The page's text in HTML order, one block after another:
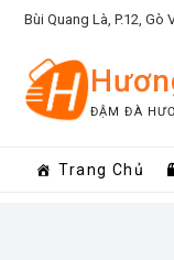
Skip
content
Bùi Quang Là, P.12, Gò
ĐẬM ĐÀ
Trang Chủ